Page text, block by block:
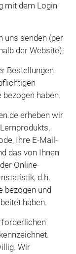
mit dem Login
uns senden (per
der Website);
Bestellungen
haben.
erheben wir
Ihre E-Mail-
das von Ihnen
Online-
d.h.
bezogen und
haben.
Wir